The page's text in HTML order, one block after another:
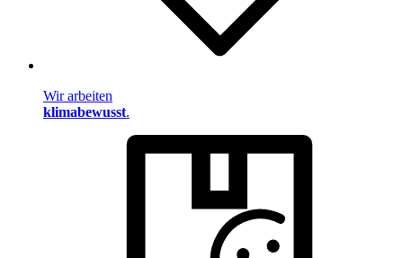
Wir arbeiten
klimabewusst.